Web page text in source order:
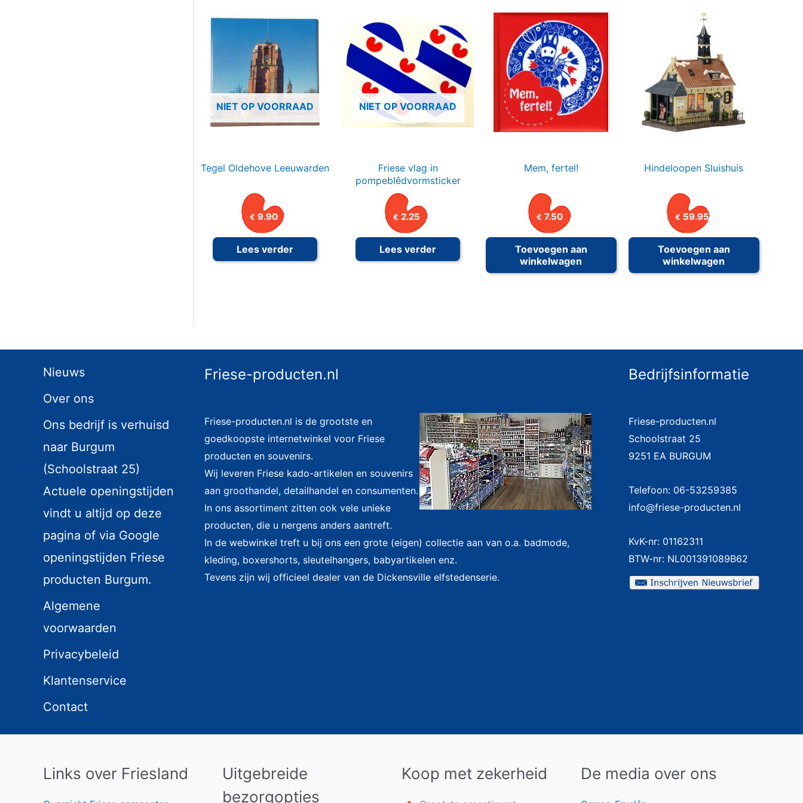
NIET OP VOORRAAD
Tegel Oldehove Leeuwarden
€ 9.90
Lees verder
NIET OP VOORRAAD
Friese vlag in
pompeblêdvormsticker
€ 2.25
Lees verder
Mem, fertel!
€ 7.50
Toevoegen aan
winkelwagen
Hindeloopen Sluishuis
€ 59.95
Toevoegen aan
winkelwagen
Nieuws
Over ons
Ons bedrijf is verhuisd
naar Burgum
(Schoolstraat 25)
Actuele openingstijden
vindt u altijd op deze
pagina of via Google
openingstijden Friese
producten Burgum.
Algemene
voorwaarden
Privacybeleid
Klantenservice
Contact
Friese-producten.nl
Friese-producten.nl is de grootste en
goedkoopste internetwinkel voor Friese
producten en souvenirs.
Wij leveren Friese kado-artikelen en souvenirs
aan groothandel, detailhandel en consumenten.
In ons assortiment zitten ook vele unieke
producten, die u nergens anders aantreft.
In de webwinkel treft u bij ons een grote (eigen) collectie aan van o.a. badmode,
kleding, boxershorts, sleutelhangers, babyartikelen enz.
Tevens zijn wij officieel dealer van de Dickensville elfstedenserie.
Bedrijfsinformatie
Friese-producten.nl
Schoolstraat 25
9251 EA BURGUM
Telefoon: 06-53259385
info@friese-producten.nl
KvK-nr: 01162311
BTW-nr: NL001391089B62
Links over Friesland
Uitgebreide
bezorgopties
Koop met zekerheid De media over ons